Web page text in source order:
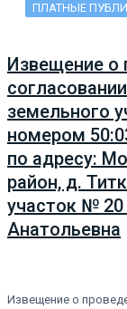
ПЛАТНЫЕ
Извещение о
земельного
номером
по адресу:
район, д.
участок № 20
Анатольевна
Извещение о